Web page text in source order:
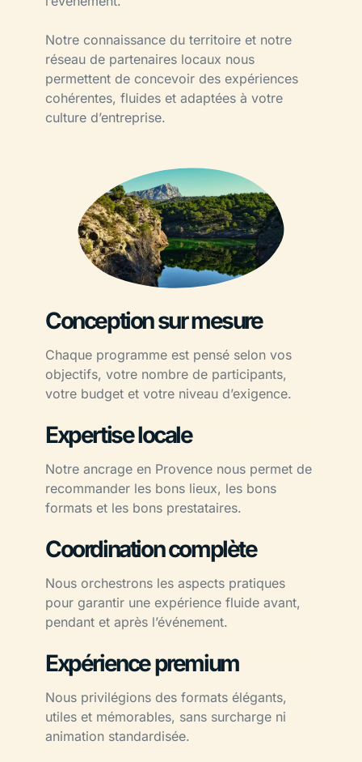
Notre connaissance du territoire et notre
réseau de partenaires locaux nous
permettent de concevoir des expériences
cohérentes, fluides et adaptées à votre
culture d’entreprise.
Conception sur mesure
Chaque programme est pensé selon vos
objectifs, votre nombre de participants,
votre budget et votre niveau d’exigence.
Expertise locale
Notre ancrage en Provence nous permet de
recommander les bons lieux, les bons
formats et les bons prestataires.
Coordination complète
Nous orchestrons les aspects pratiques
pour garantir une expérience fluide avant,
pendant et après l’événement.
Expérience premium
Nous privilégions des formats élégants,
utiles et mémorables, sans surcharge ni
animation standardisée.